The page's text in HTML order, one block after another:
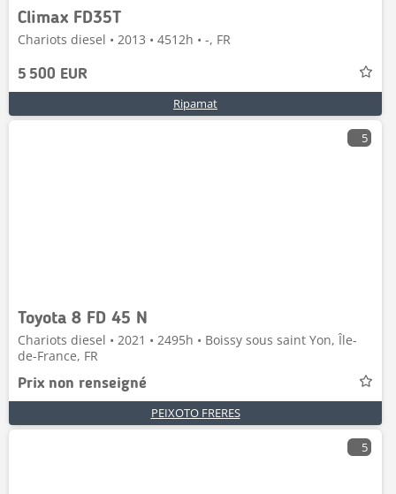
Climax FD35T
Chariots diesel • 2013 • 4512h • -, FR
5 500 EUR
Ripamat
5
Toyota 8 FD 45 N
Chariots diesel • 2021 • 2495h • Boissy sous saint Yon, Île-
de-France, FR
Prix non renseigné
PEIXOTO FRERES
5